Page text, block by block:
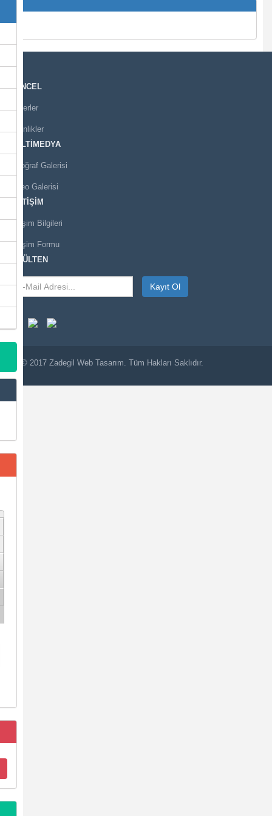
GÜNCEL
Haberler
Etkinlikler
MULTİMEDYA
Fotoğraf Galerisi
Video Galerisi
İLETİŞİM
İletişim Bilgileri
İletişim Formu
E-BÜLTEN
Kayıt Ol
© 2017 Zadegil Web Tasarım. Tüm Hakları Saklıdır.